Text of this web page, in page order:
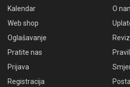
Kalendar
Web shop
Oglašavanje
Pratite nas
Prijava
Registracija
O